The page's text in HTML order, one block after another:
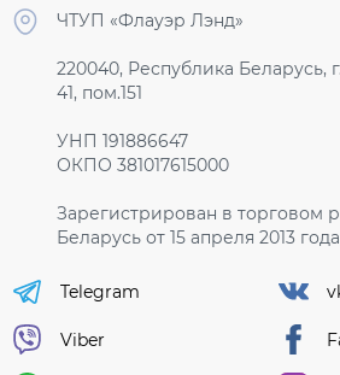
ЧТУП «Флауэр Лэнд»
220040, Республика Беларусь,
41, пом.151
УНП 191886647
ОКПО 381017615000
Зарегистрирован в торговом
Беларусь от 15 апреля 2013
Telegram
Viber